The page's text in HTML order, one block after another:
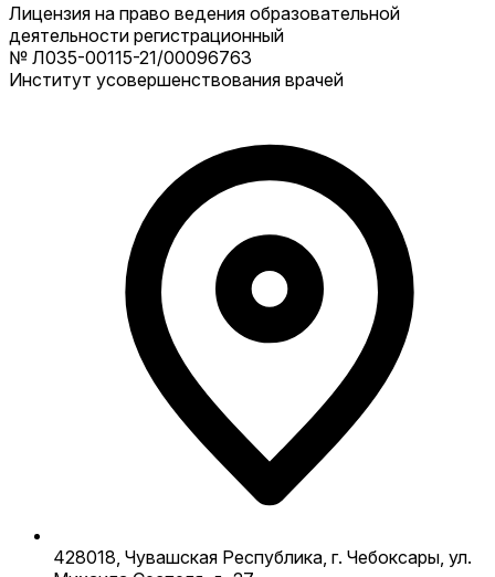
Лицензия на право ведения образовательной
деятельности регистрационный
№ Л035-00115-21/00096763
Институт усовершенствования врачей
428018, Чувашская Республика, г. Чебоксары, ул.